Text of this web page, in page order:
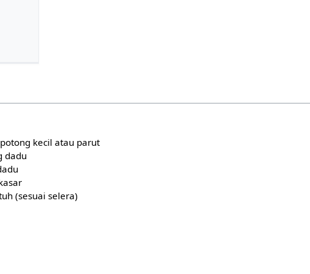
kecil atau parut
dadu
(sesuai selera)